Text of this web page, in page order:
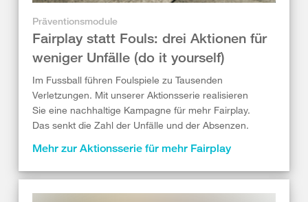
Präventionsmodule
Fairplay statt Fouls: drei Aktionen für
weniger Unfälle (do it yourself)
Im Fussball führen Foulspiele zu Tausenden
Verletzungen. Mit unserer Aktionsserie realisieren
Sie eine nachhaltige Kampagne für mehr Fairplay.
Das senkt die Zahl der Unfälle und der Absenzen.
Mehr zur Aktionsserie für mehr Fairplay